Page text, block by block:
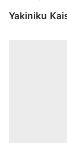
Yakiniku